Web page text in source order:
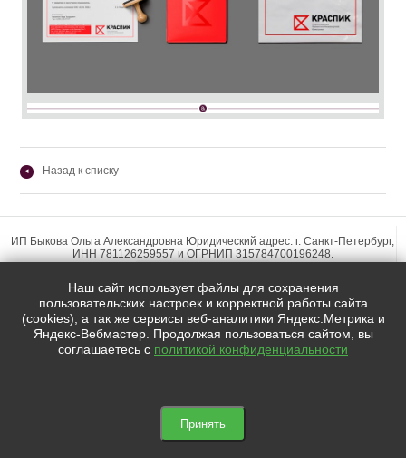
◂ Назад к списку
ИП Быкова Ольга Александровна Юридический адрес: г. Санкт-Петербург,
ИНН 781126259557 и ОГРНИП 315784700196248.
Мы в социальных сетях:
Copyright ©olgabykova.com |2015-2026. Все права защищены.
Наш сайт использует файлы для сохранения
пользовательских настроек и корректной работы сайта
(cookies), а так же сервисы веб-аналитики Яндекс.Метрика и
Яндекс-Вебмастер. Продолжая пользоваться сайтом, вы
соглашаетесь с политикой конфиденциальности
Принять